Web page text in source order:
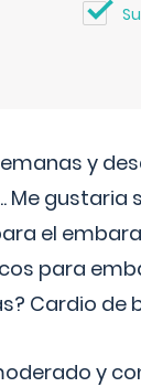
y
Me
el
para
Cardio de
y